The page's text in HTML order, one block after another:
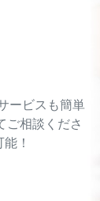
ービスも簡単
ご相談くださ
！